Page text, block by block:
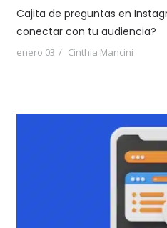
Cajita de preguntas en
conectar con tu audiencia?
enero 03 Cinthia Mancini